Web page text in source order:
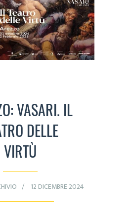
VASARI. IL
DELLE
VIRTÙ
12 DICEMBRE 2024